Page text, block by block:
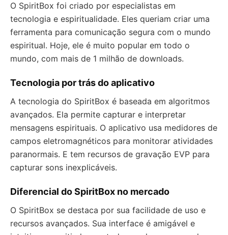
O SpiritBox foi criado por especialistas em
tecnologia e espiritualidade. Eles queriam criar uma
ferramenta para comunicação segura com o mundo
espiritual. Hoje, ele é muito popular em todo o
mundo, com mais de 1 milhão de downloads.
Tecnologia por trás do aplicativo
A tecnologia do SpiritBox é baseada em algoritmos
avançados. Ela permite capturar e interpretar
mensagens espirituais. O aplicativo usa medidores de
campos eletromagnéticos para monitorar atividades
paranormais. E tem recursos de gravação EVP para
capturar sons inexplicáveis.
Diferencial do SpiritBox no mercado
O SpiritBox se destaca por sua facilidade de uso e
recursos avançados. Sua interface é amigável e